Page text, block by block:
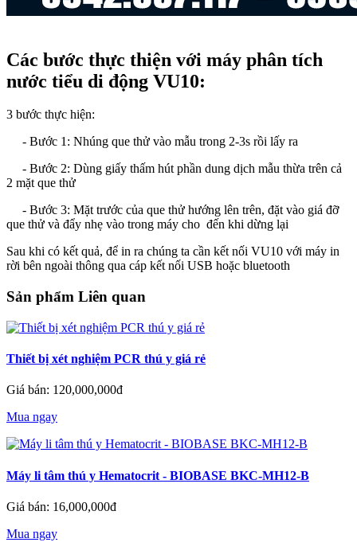
Các bước thực thiện với máy phân tích
nước tiểu di động VU10:
3 bước thực hiện:
- Bước 1: Nhúng que thử vào mẫu trong 2-3s rồi lấy ra
- Bước 2: Dùng giấy thấm hút phần dung dịch mẫu thừa trên cả
2 mặt que thử
- Bước 3: Mặt trước của que thử hướng lên trên, đặt vào giá đỡ
que thử và đẩy nhẹ vào trong máy cho đến khi dừng lại
Sau khi có kết quả, để in ra chúng ta cần kết nối VU10 với máy in
rời bên ngoài thông qua cáp kết nối USB hoặc bluetooth
Sản phẩm Liên quan
Thiết bị xét nghiệm PCR thú y giá rẻ
Giá bán: 120,000,000đ
Mua ngay
Máy li tâm thú y Hematocrit - BIOBASE BKC-MH12-B
Giá bán: 16,000,000đ
Mua ngay